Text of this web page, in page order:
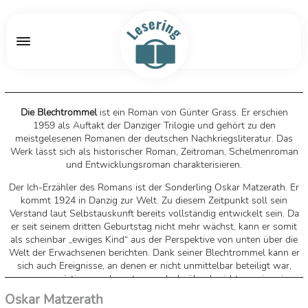
Die Blechtrommelist ein Roman von Günter Grass. Er erschien
1959 als Auftakt der Danziger Trilogie und gehört zu den
meistgelesenen Romanen der deutschen Nachkriegsliteratur. Das
Werk lässt sich als historischer Roman, Zeitroman, Schelmenroman
und Entwicklungsroman charakterisieren.
Der Ich-Erzähler des Romans ist der Sonderling Oskar Matzerath. Er
kommt 1924 in Danzig zur Welt. Zu diesem Zeitpunkt soll sein
Verstand laut Selbstauskunft bereits vollständig entwickelt sein. Da
er seit seinem dritten Geburtstag nicht mehr wächst, kann er somit
als scheinbar „ewiges Kind“ aus der Perspektive von unten über die
Welt der Erwachsenen berichten. Dank seiner Blechtrommel kann er
sich auch Ereignisse, an denen er nicht unmittelbar beteiligt war,
vergegenwärtigen und so etwa auch darüber berichten, wie seine
Mutter auf einem kaschubischen Kartoffelacker gezeugt wurde (Ein
ähnliches Motiv von einer berichtenden Trommel findet sich bereits
Oskar Matzerath